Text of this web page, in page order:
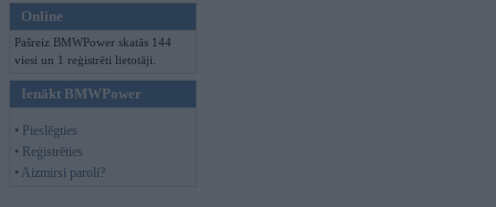
Online
Pašreiz BMWPower skatās 144
viesi un 1 reģistrēti lietotāji.
Ienākt BMWPower
• Pieslēgties
• Reģistrēties
• Aizmirsi paroli?